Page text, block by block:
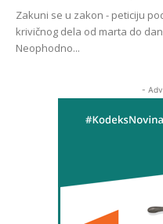
Zakuni se u zakon - peticiju
krivičnog dela od marta do
Neophodno...
-